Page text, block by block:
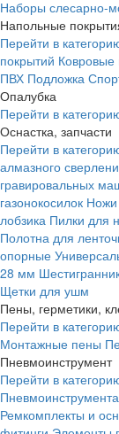
Наборы слесарно-
Напольные
Перейти в
покрытий Ковровые
ПВХ Подложка
Опалубка
Перейти в
Оснастка, запчасти
Перейти в
алмазного
гравировальных
газонокосилок Ножи
лобзика Пилки для
Полотна для
опорные
28 мм
Щетки для ушм
Пены, герметики,
Перейти в
Монтажные пены
Пневмоинструмент
Перейти в
Ремкомплекты и